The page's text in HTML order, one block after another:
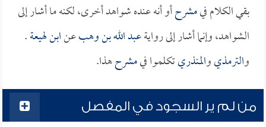
بقي الكلام فيمشرحأو أنه عنده شواهد أخرى، لكنه ما أشار إلى
الشواهد، وإنما أشار إلى روايةعبد الله بن وهبعنابن لهيعة.
والترمذيوالمنذريتكلموا فيمشرحهذا.
من لم ير السجود في المفصل